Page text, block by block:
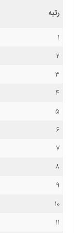
رتبه
۱
۲
۳
۴
۵
۶
۷
۸
۹
۱۰
۱۱